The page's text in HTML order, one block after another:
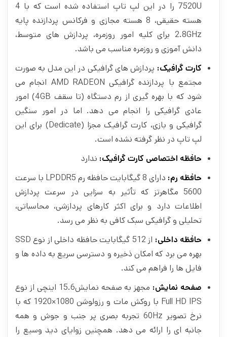
7520U را در این لپ تاپ استفاده شده است که با 4
هسته حقیقی، 8 هسته مجازی و فرکانس پردازنده پایه
2.8GHz برای کلیه امور روزمره، پردازش های متوسط،
دانش آموزی و روزمره مناسب می باشد.
کارت گرافیک: پردازش‌ های گرافیکی در این مدل به صورت
مجتمع با پردازنده گرافیکی AMD RADEON انجام می‌
شود که با بهره گیری از رم دستگاه (تا سقف 4GB) امور
عادی گرافیکی را انجام می دهد. اما در امور سنگین
گرافیکی و بازی، کارت گرافیک مجزا (Dedicate) برای این
لپ تاپ در نظر گرفته نشده است.
حافظه اختصاصی کارت گرافیک: ندارد
حافظه رم:
دارای 8 گیگابایت حافظه رم LPDDR5 با سرعت
5600 مگاهرتز که تأثیر به‌ سزایی در سرعت پردازش
اطلاعات دارد و برای اکثر کارهای پردازشی، محاسباتی،
تحلیلی و گرافیکی سبک کافی به نظر می رسد.
حافظه داخلی:
از 512 گیگابایت حافظه داخلی از نوع SSD
بهره می برد که امکان ذخیره و دسترسی سریع به داده‌ ها و
فایل‌ ها را فراهم می‌ کند.
صفحه نمایش:
مجهز به صفحه نمایش15.6 اینچی از نوع
Full HD IPS با روکش مات و رزولوشن 1080×1920 که با
نرخ تصویر 60Hz تجربه بصری پر جنب و جوش و همه
جانبه ای را ارائه می دهد. همچنین زوایای دید وسیع را